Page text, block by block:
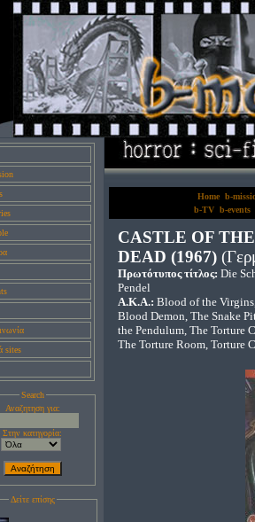
sites
Search
Αναζητηση για:
Στην κατηγορία:
Δείτε επίσης
Home b-
b-TV b-events
CASTLE OF
DEAD (1967)
Πρωτότυπος τίτλος: Die
Pendel
A.K.A.: Blood of the
Blood Demon, The Snake
the Pendulum, The Torture
The Torture Room, Torture